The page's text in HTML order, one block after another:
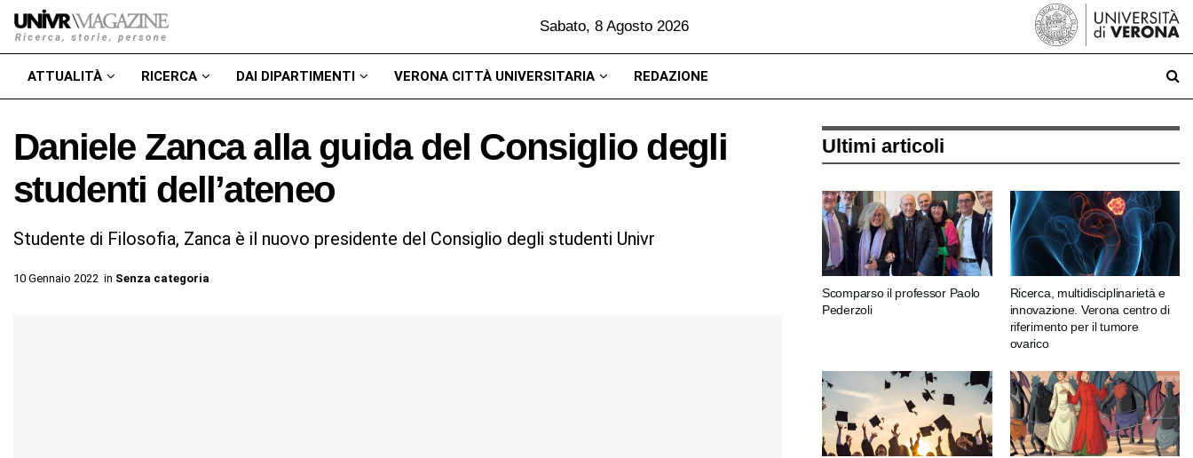
Sabato, 8 Agosto 2026
ATTUALITÀ RICERCA DAI DIPARTIMENTI VERONA CITTÀ UNIVERSITARIA REDAZIONE
Daniele Zanca alla guida del Consiglio degli
studenti dell’ateneo
Studente di Filosofia, Zanca è il nuovo presidente del Consiglio degli studenti Univr
10 Gennaio 2022 in Senza categoria
Ultimi articoli
Scomparso il professor Paolo
Pederzoli
Ricerca, multidisciplinarietà e
innovazione. Verona centro di
riferimento per il tumore
ovarico